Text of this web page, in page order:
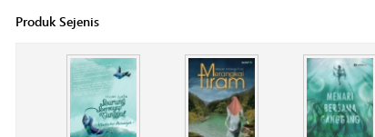
Produk Sejenis